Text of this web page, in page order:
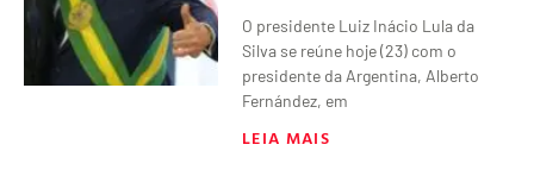
O presidente Luiz Inácio Lula da
Silva se reúne hoje (23) com o
presidente da Argentina, Alberto
Fernández, em
LEIA MAIS